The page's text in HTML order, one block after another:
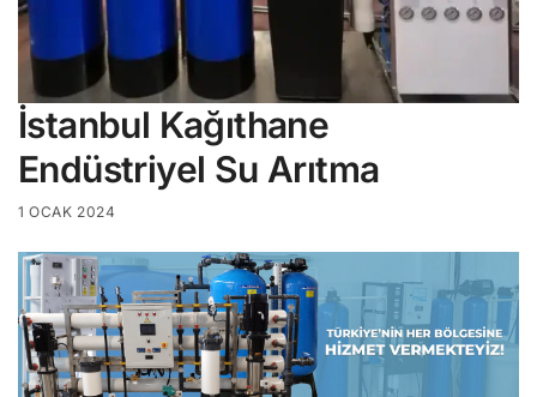
İstanbul Kağıthane
Endüstriyel Su Arıtma
1 OCAK 2024